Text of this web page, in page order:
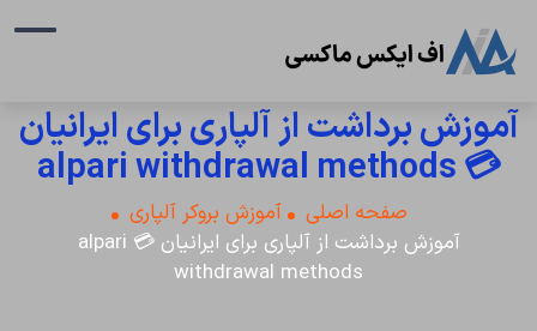
آموزش برداشت از آلپاری برای ایرانیان
💳 alpari withdrawal methods
صفحه اصلی
آموزش بروکر آلپاری
آموزش برداشت از آلپاری برای ایرانیان 💳 alpari
withdrawal methods